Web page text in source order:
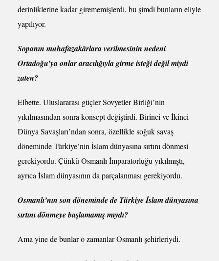
derinliklerine kadar girememişlerdi, bu şimdi bunların eliyle
yapılıyor.
Sopanın muhafazakârlara verilmesinin nedeni
Ortadoğu’ya onlar aracılığıyla girme isteği değil miydi
zaten?
Elbette. Uluslararası güçler Sovyetler Birliği’nin
yıkılmasından sonra konsept değiştirdi. Birinci ve İkinci
Dünya Savaşları’ndan sonra, özellikle soğuk savaş
döneminde Türkiye’nin İslam dünyasına sırtını dönmesi
gerekiyordu. Çünkü Osmanlı İmparatorluğu yıkılmıştı,
ayrıca İslam dünyasının da parçalanması gerekiyordu.
Osmanlı’nın son döneminde de Türkiye İslam dünyasına
sırtını dönmeye başlamamış mıydı?
Ama yine de bunlar o zamanlar Osmanlı şehirleriydi.